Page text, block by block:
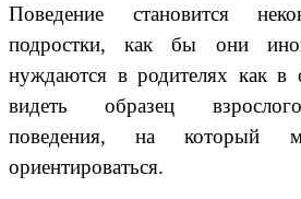
Поведение становится
подростки, как бы они
нуждаются в родителях как
видеть образец
поведения, на
ориентироваться.